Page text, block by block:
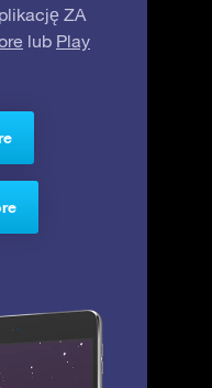
ZA
lub Play